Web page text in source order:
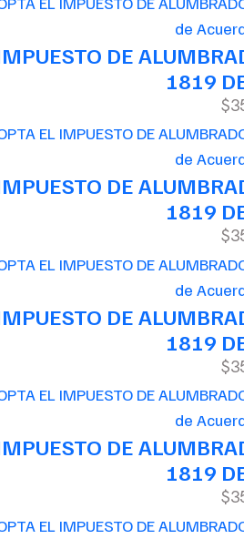
de
DE
1819
de
DE
1819
de
DE
1819
de
DE
1819